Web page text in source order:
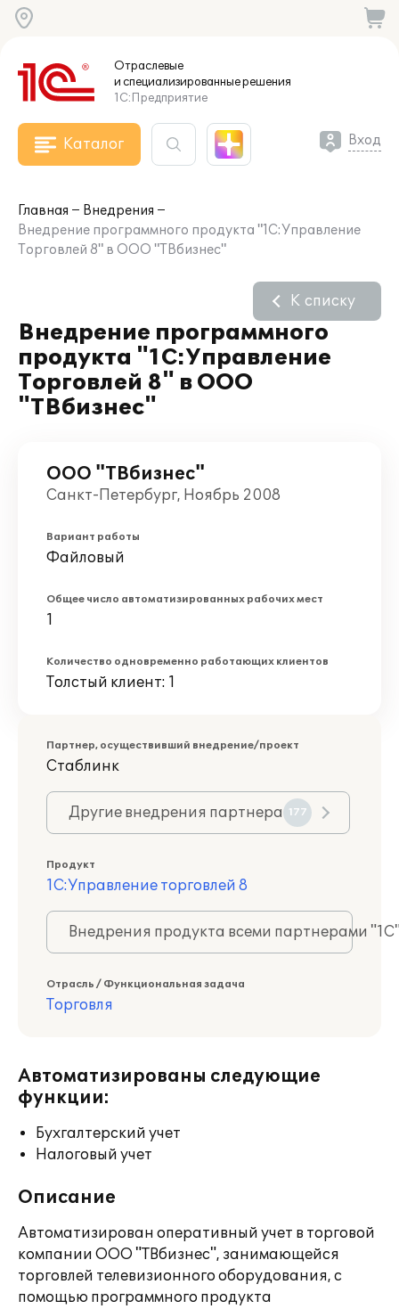
Отраслевые
и специализированныерешения
1С:Предприятие
Каталог Вход
Главная
Внедрения
Внедрение программного продукта "1С:Управление
Торговлей 8" в ООО "ТВбизнес"
Внедрение программного
продукта "1С:Управление
Торговлей 8" в ООО
"ТВбизнес"
К списку
ООО "ТВбизнес"
Санкт-Петербург, Ноябрь 2008
Вариант работы
Файловый
Общее число автоматизированных рабочих мест
1
Количество одновременно работающих клиентов
Толстый клиент: 1
Партнер, осуществивший внедрение/проект
Стаблинк
Другие внедрения партнера 177
Продукт
1С:Управление торговлей 8
Внедрения продукта всеми партнерами
Отрасль / Функциональная задача
Торговля
Автоматизированы следующие
функции:
Бухгалтерский учет
Налоговый учет
Описание
Автоматизирован оперативный учет в торговой
компании ООО "ТВбизнес", занимающейся
торговлей телевизионного оборудования, с
помощью программного продукта